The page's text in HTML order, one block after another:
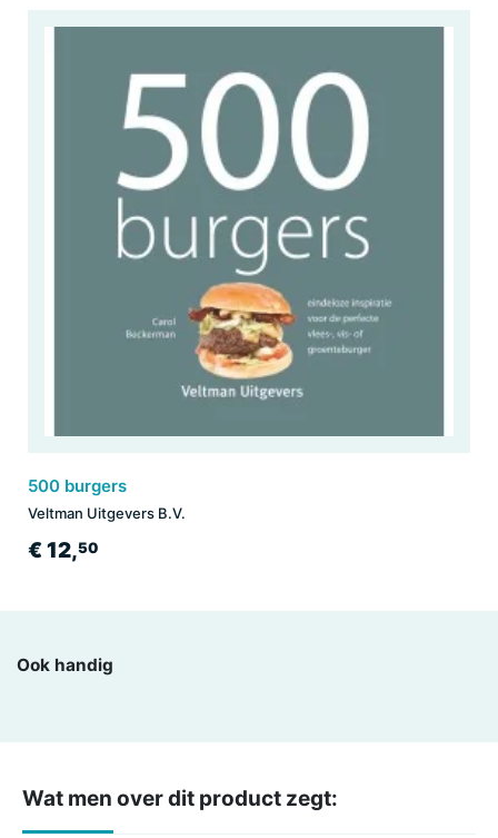
500 burgers
Veltman Uitgevers B.V.
€ 12,50
Ook handig
Wat men over dit product zegt: